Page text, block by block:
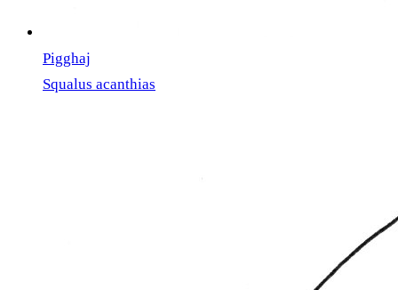
Pigghaj
Squalus acanthias